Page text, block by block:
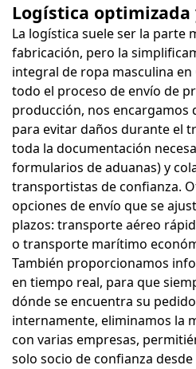
Logística
La logística suele ser la parte
fabricación, pero la
integral de ropa masculina
todo el proceso de envío de
producción, nos encargamos
para evitar daños durante el
toda la documentación
formularios de aduanas) y
transportistas de confianza.
opciones de envío que se
plazos: transporte aéreo
o transporte marítimo
También proporcionamos
en tiempo real, para que
dónde se encuentra su
internamente, eliminamos la
con varias empresas,
solo socio de confianza